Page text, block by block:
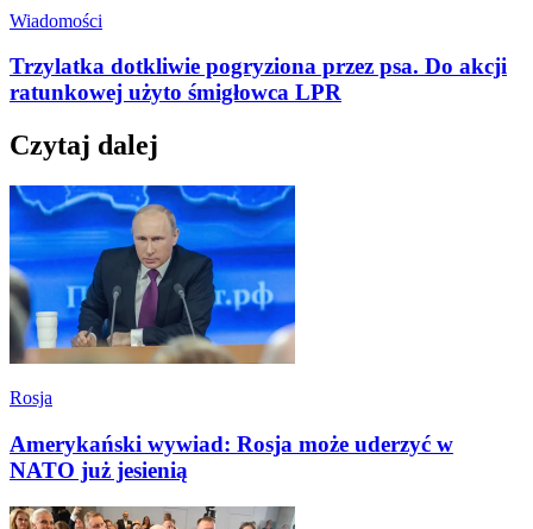
Wiadomości
Trzylatka dotkliwie pogryziona przez psa. Do akcji
ratunkowej użyto śmigłowca LPR
Czytaj dalej
Rosja
Amerykański wywiad: Rosja może uderzyć w
NATO już jesienią